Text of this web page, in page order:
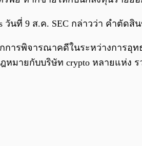
วันที่ 9 ส.ค. SEC กล่าวว่า คำตั
กการพิจารณาคดีในระหว่างกา
หมายกับบริษัท crypto หลายแห่ง ร